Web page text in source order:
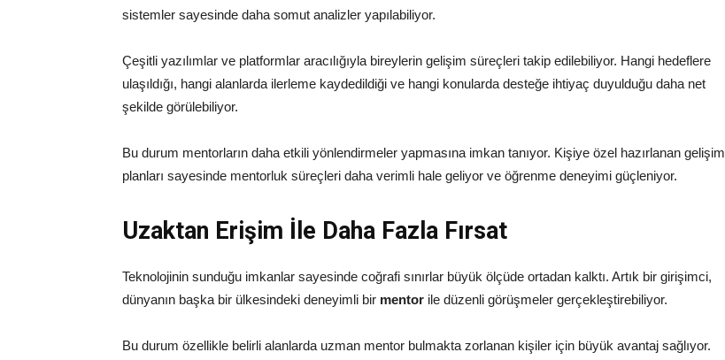
sistemler sayesinde daha somut analizler yapılabiliyor.
Çeşitli yazılımlar ve platformlar aracılığıyla bireylerin gelişim süreçleri takip edilebiliyor. Hangi hedeflere
ulaşıldığı, hangi alanlarda ilerleme kaydedildiği ve hangi konularda desteğe ihtiyaç duyulduğu daha net
şekilde görülebiliyor.
Bu durum mentorların daha etkili yönlendirmeler yapmasına imkan tanıyor. Kişiye özel hazırlanan gelişim
planları sayesinde mentorluk süreçleri daha verimli hale geliyor ve öğrenme deneyimi güçleniyor.
Uzaktan Erişim İle Daha Fazla Fırsat
Teknolojinin sunduğu imkanlar sayesinde coğrafi sınırlar büyük ölçüde ortadan kalktı. Artık bir girişimci,
dünyanın başka bir ülkesindeki deneyimli bir mentor ile düzenli görüşmeler gerçekleştirebiliyor.
Bu durum özellikle belirli alanlarda uzman mentor bulmakta zorlanan kişiler için büyük avantaj sağlıyor.